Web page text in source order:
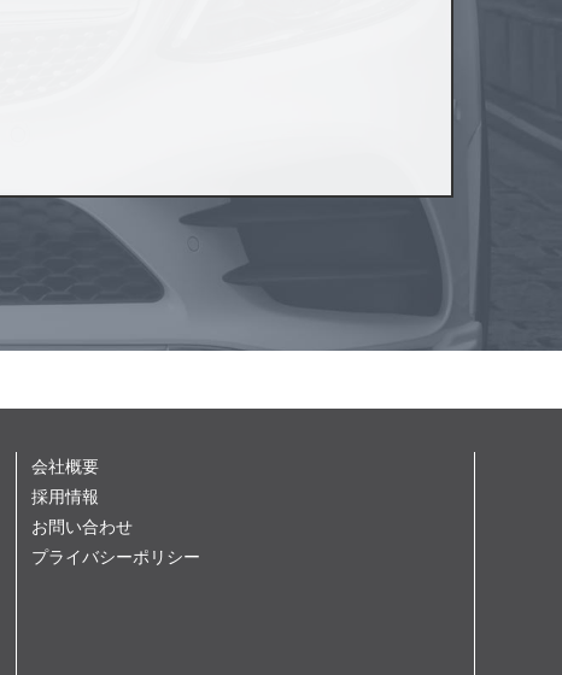
会社概要
採用情報
お問い合わせ
プライバシーポリシー